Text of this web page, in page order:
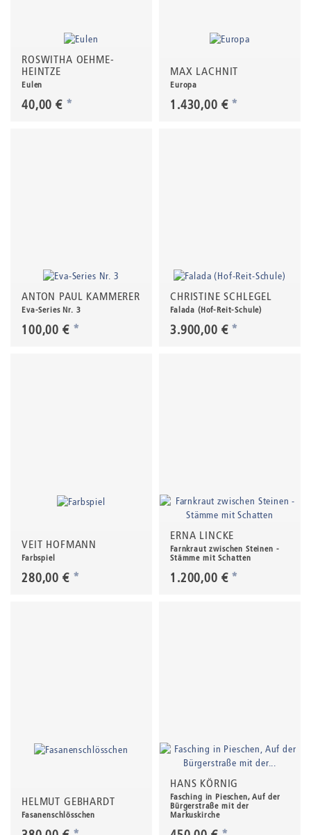
ROSWITHA OEHME-
HEINTZE
Eulen
40,00 € *
MAX LACHNIT
Europa
1.430,00 € *
ANTON PAUL KAMMERER
Eva-Series Nr. 3
100,00 € *
CHRISTINE SCHLEGEL
Falada (Hof-Reit-Schule)
3.900,00 € *
VEIT HOFMANN
Farbspiel
280,00 € *
ERNA LINCKE
Farnkraut zwischen Steinen -
Stämme mit Schatten
1.200,00 € *
HELMUT GEBHARDT
Fasanenschlösschen
HANS KÖRNIG
Fasching in Pieschen, Auf der
Bürgerstraße mit der
Markuskirche